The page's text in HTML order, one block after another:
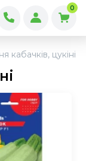
0
кабачків, цукіні